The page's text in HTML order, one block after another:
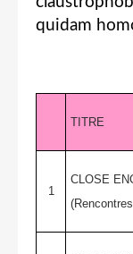
quidam
TITRE
1
CLOSE